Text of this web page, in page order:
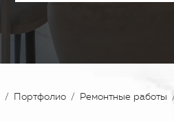
/ Портфолио / Ремонтные работы